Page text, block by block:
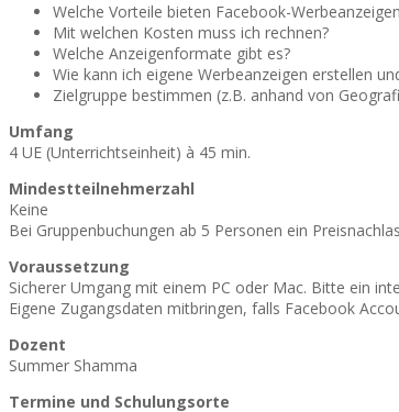
Welche Vorteile bieten Facebook-
Mit welchen Kosten muss ich rechnen?
Welche Anzeigenformate gibt es?
Wie kann ich eigene Werbeanzeigen erstellen
Zielgruppe bestimmen (z.B. anhand von
Umfang
4 UE (Unterrichtseinheit) à 45 min.
Mindestteilnehmerzahl
Keine
Bei Gruppenbuchungen ab 5 Personen ein
Voraussetzung
Sicherer Umgang mit einem PC oder Mac. Bitte ein
Eigene Zugangsdaten mitbringen, falls Facebook
Dozent
Summer Shamma
Termine und Schulungsorte